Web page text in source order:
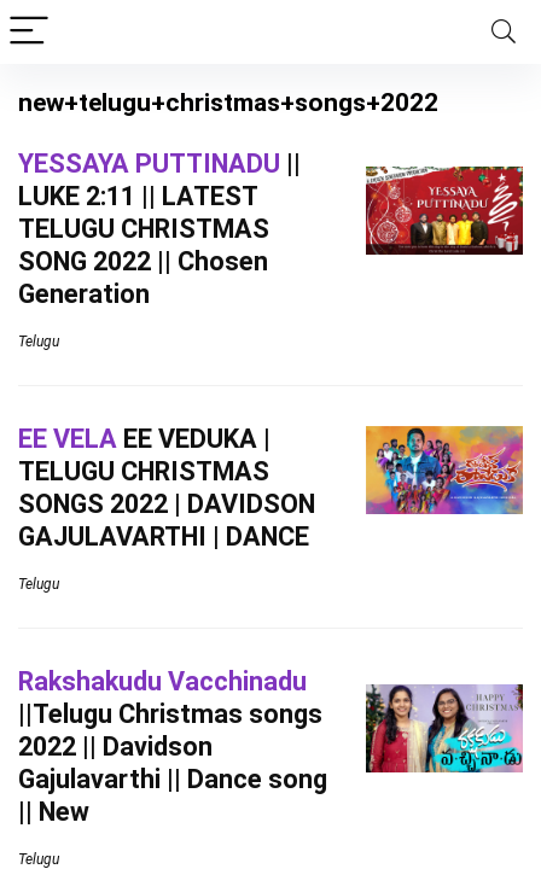
new+telugu+christmas+songs+2022
YESSAYA PUTTINADU ||
LUKE 2:11 || LATEST
TELUGU CHRISTMAS
SONG 2022 || Chosen
Generation
Telugu
EE VELA EE VEDUKA |
TELUGU CHRISTMAS
SONGS 2022 | DAVIDSON
GAJULAVARTHI | DANCE
Telugu
Rakshakudu Vacchinadu
||Telugu Christmas songs
2022 || Davidson
Gajulavarthi || Dance song
|| New
Telugu